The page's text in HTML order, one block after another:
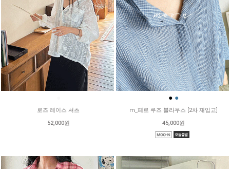
로즈 레이스 셔츠
52,000원
● ●
m_페로 루즈 블라우스 [2차 재입고]
45,000원